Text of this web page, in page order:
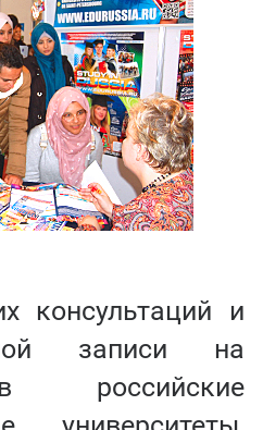
консультаций и
записи на
российские